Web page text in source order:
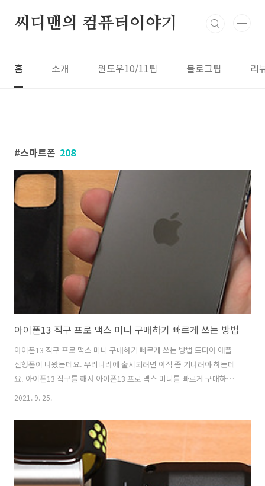
씨디맨의 컴퓨터이야기
홈 소개 윈도우10/11팁 블로그팁 리
스마트폰 208
아이폰13 직구 프로 맥스 미니 구매하기 빠르게 쓰는 방법
아이폰13 직구 프로 맥스 미니 구매하기 빠르게 쓰는 방법 드디어 애플
신형폰이 나왔는데요. 우리나라에 출시되려면 아직 좀 기다려야 하는데
요. 아이폰13 직구를 해서 아이폰13 프로 맥스 미니를 빠르게 구매하는
방법을 소개하려고 합니다. 아이폰13이 기존과 크게 달라지지 않게 나온
척 좋아졌습니다. 카메라 대신 스마트폰으로 영상을 많이 찍는 분들은 구
매를 안할 이유가 없을정도인데요. 기존보다 카메라 센서 자체가 무척 커
졌습니다. 기존에 있던 카메라의 디자인은 크게 바뀌지 않았습니다. 그렇
지만 카툭튀가 없어진것도 아닌데요. 그렇지만 기대되는 부분이라면 그
래도 신형폰이라는 것이겠죠. 아이폰13 직구 프로 맥스 미니 구매하기
2021. 9. 25.